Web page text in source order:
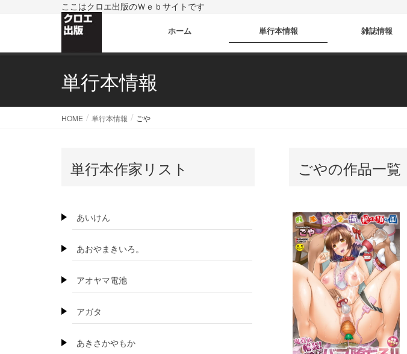
ここはクロエ出版のＷｅｂサイトです
ホーム 単行本情報 雑誌情報
単行本情報
HOME 単行本情報 ごや
ごやの作品一覧
単行本作家リスト
あいけん
あおやまきいろ。
アオヤマ電池
アガタ
あきさかやもか